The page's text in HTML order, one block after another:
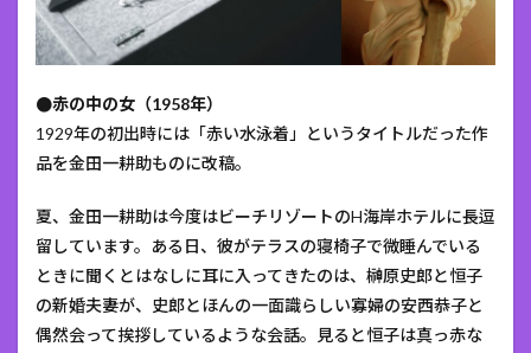
●赤の中の女（1958年）
1929年の初出時には「赤い水泳着」というタイトルだった作
品を金田一耕助ものに改稿。
夏、金田一耕助は今度はビーチリゾートのH海岸ホテルに長逗
留しています。ある日、彼がテラスの寝椅子で微睡んでいる
ときに聞くとはなしに耳に入ってきたのは、榊原史郎と恒子
の新婚夫妻が、史郎とほんの一面識らしい寡婦の安西恭子と
偶然会って挨拶しているような会話。見ると恒子は真っ赤な